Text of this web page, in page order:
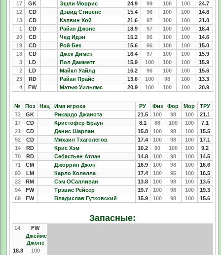
17
GK Эшли Моррис 24.9 99 100 100
24.7
12
CD Дэвид Стивенс 15.4 96 100 100
14.8
13
CD Кэлвин Хой 21.6 97 100 100
21.0
1
CD Райан Джонс 18.9 97 100 100
18.4
20
CD Чед Идэн 15.2 96 100 100
14.6
19
CD Рой Бек 15.6 96 100 100
15.0
18
CD Джек Димен 16.4 97 100 100
15.9
3
LD Пол Дамметт 15.9 100 100 100
15.9
2
LD Майкл Уайлд 16.2 96 100 100
15.6
23
RD Райан Прайс 13.6 100 98 100
13.3
4
FW Мэтью Уильямс 20.9 100 100 100 20.9
№ Поз Нац Имя игрока РУ Физ Фор Мор
ТРУ
72
GK Рикардо Джанота 21.5 100 98 100
21.1
17
CD Кристофер Браун 8.1 88 100 100
7.1
21
CD Денис Шарлан 15.8 100 98 100
15.5
92
CD Михаил Тхаголегов 17.4 100 98 100
17.1
14
RD Крис Хэм 10.2 90 100 100
9.2
70
RD Себастьен Атлан 14.8 100 98 100
14.5
71
CM Джоррин Джон 16.9 100 98 100
16.6
93
LM Карло Колелла 17.4 100 95 100
16.5
22
RM Сэм ОСалливан 13.8 100 98 100
13.5
94
FW Трэвис Рейсер 19.7 100 98 100
19.3
69
FW Владислав Гутковский 15.9 100 98 100 15.6
Запасные:
14
FW
Джеймс
Джонс
18.8
100